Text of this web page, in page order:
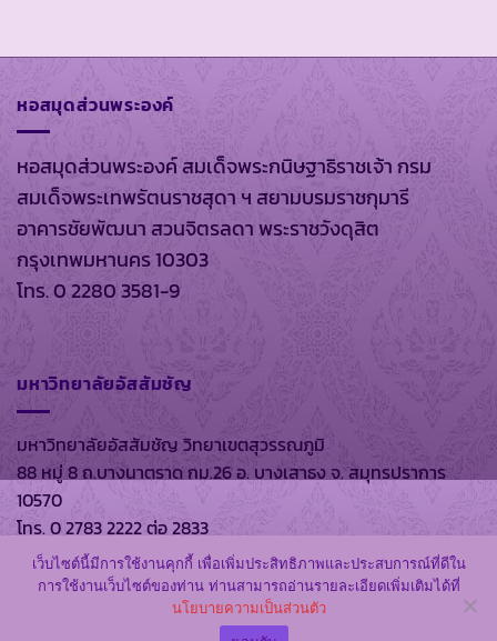
หอสมุดส่วนพระองค์
หอสมุดส่วนพระองค์ สมเด็จพระกนิษฐาธิราชเจ้า กรม
สมเด็จพระเทพรัตนราชสุดา ฯ สยามบรมราชกุมารี
อาคารชัยพัฒนา สวนจิตรลดา พระราชวังดุสิต
กรุงเทพมหานคร 10303
โทร. 0 2280 3581-9
มหาวิทยาลัยอัสสัมชัญ
มหาวิทยาลัยอัสสัมชัญ วิทยาเขตสุวรรณภูมิ
88 หมู่ 8 ถ.บางนาตราด กม.26 อ. บางเสาธง จ. สมุทรปราการ
10570
โทร. 0 2783 2222 ต่อ 2833
สงวนลิขสิทธิ์ พ.ศ. 2569 ตาม พรบ.ลิขสิทธิ์ พ.ศ. 2537 โดย
เว็บไซต์นี้มีการใช้งานคุกกี้ เพื่อเพิ่มประสิทธิภาพและประสบการณ์ที่ดีใน
การใช้งานเว็บไซต์ของท่าน ท่านสามารถอ่านรายละเอียดเพิ่มเติมได้ที่
นโยบายความเป็นส่วนตัว